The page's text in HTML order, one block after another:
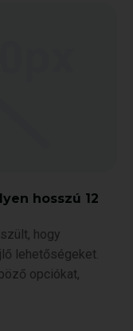
hosszú 12
hogy
lehetőségeket.
opciókat,